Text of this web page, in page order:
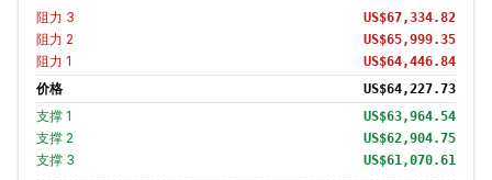
阻力 3 US$67,334.82
阻力 2 US$65,999.35
阻力 1 US$64,446.84
价格 US$64,227.73
支撑 1 US$63,964.54
支撑 2 US$62,904.75
支撑 3 US$61,070.61